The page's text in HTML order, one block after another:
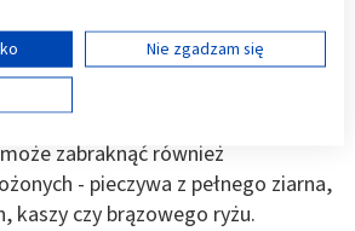
aby dostarczyć wszystkich
odżywczych, powinno być
białkiem
nabiału, mięsa, ryb czy roślin
zabraknąć również
- pieczywa z pełnego ziarna,
kaszy czy brązowego ryżu.
(11 dostawców IAB)
celach:
na urządzeniu lub
danych do
Nie zgadzam się